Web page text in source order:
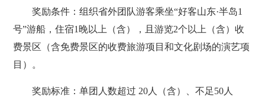
奖励条件：组织省外团队游客乘坐“好客山东·半岛1
号”游船，住宿1晚以上（含），且游览2个以上（含）收
费景区（含免费景区的收费旅游项目和文化剧场的演艺项
目）。
奖励标准：单团人数超过 20人（含）、不足50人